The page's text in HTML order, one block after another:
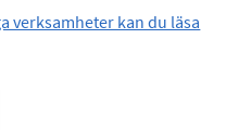
verksamheter kan du läsa